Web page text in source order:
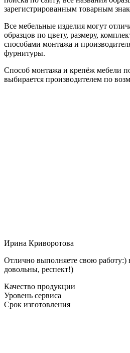
зарегистрированным товарным
Все мебельные изделия могут
образцов по цвету, размеру,
способами монтажа и
фурнитуры.
Способ монтажа и крепёж мебели
выбирается производителем по
Ирина Криворотова
Отлично выполняете свою работу:)
довольны, респект!)
Качество продукции
Уровень сервиса
Срок изготовления